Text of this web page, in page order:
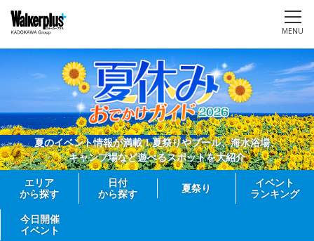
MENU
夏のイベント情報が満載！夏祭りやプール、海水浴場、
キャンプ場など遊べるスポットを大紹介
エリア
から探す
日付
から探す
夏祭り
イベント
ランキング
今日開催
イベント